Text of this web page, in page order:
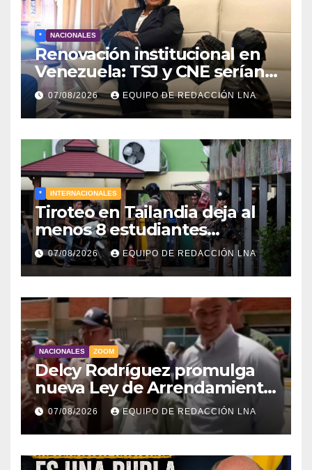
* NACIONALES
Renovación institucional en
Venezuela: TSJ y CNE serían
designados a finales de 2026
07/08/2026 EQUIPO DE REDACCIÓN LNA
* INTERNACIONALES
Tiroteo en Tailandia deja al
menos 8 estudiantes
muertos y 30 heridos
07/08/2026 EQUIPO DE REDACCIÓN LNA
NACIONALES ZOOM
Delcy Rodríguez promulga
nueva Ley de Arrendamiento
para atender a familias
damnificadas
07/08/2026 EQUIPO DE REDACCIÓN LNA